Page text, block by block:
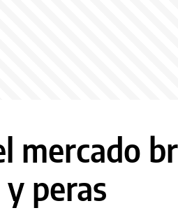
mercado
peras